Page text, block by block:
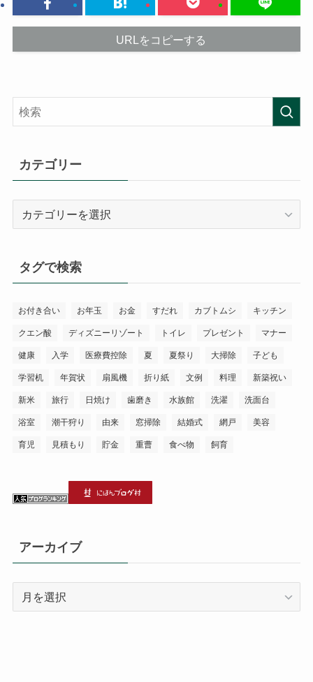
URLをコピーする
カテゴリー
ー
タグで検索
お付き合い お年玉 お金 すだれ カブトムシ キッチン
クエン酸 ディズニーリゾート トイレ プレゼント マナー
健康 入学 医療費控除 夏 夏祭り 大掃除 子ども
学習机 年賀状 扇風機 折り紙 文例 料理 新築祝い
新米 旅行 日焼け 歯磨き 水族館 洗濯 洗面台
浴室 潮干狩り 由来 窓掃除 結婚式 網戸 美容
育児 見積もり 貯金 重曹 食べ物 飼育
アーカイブ